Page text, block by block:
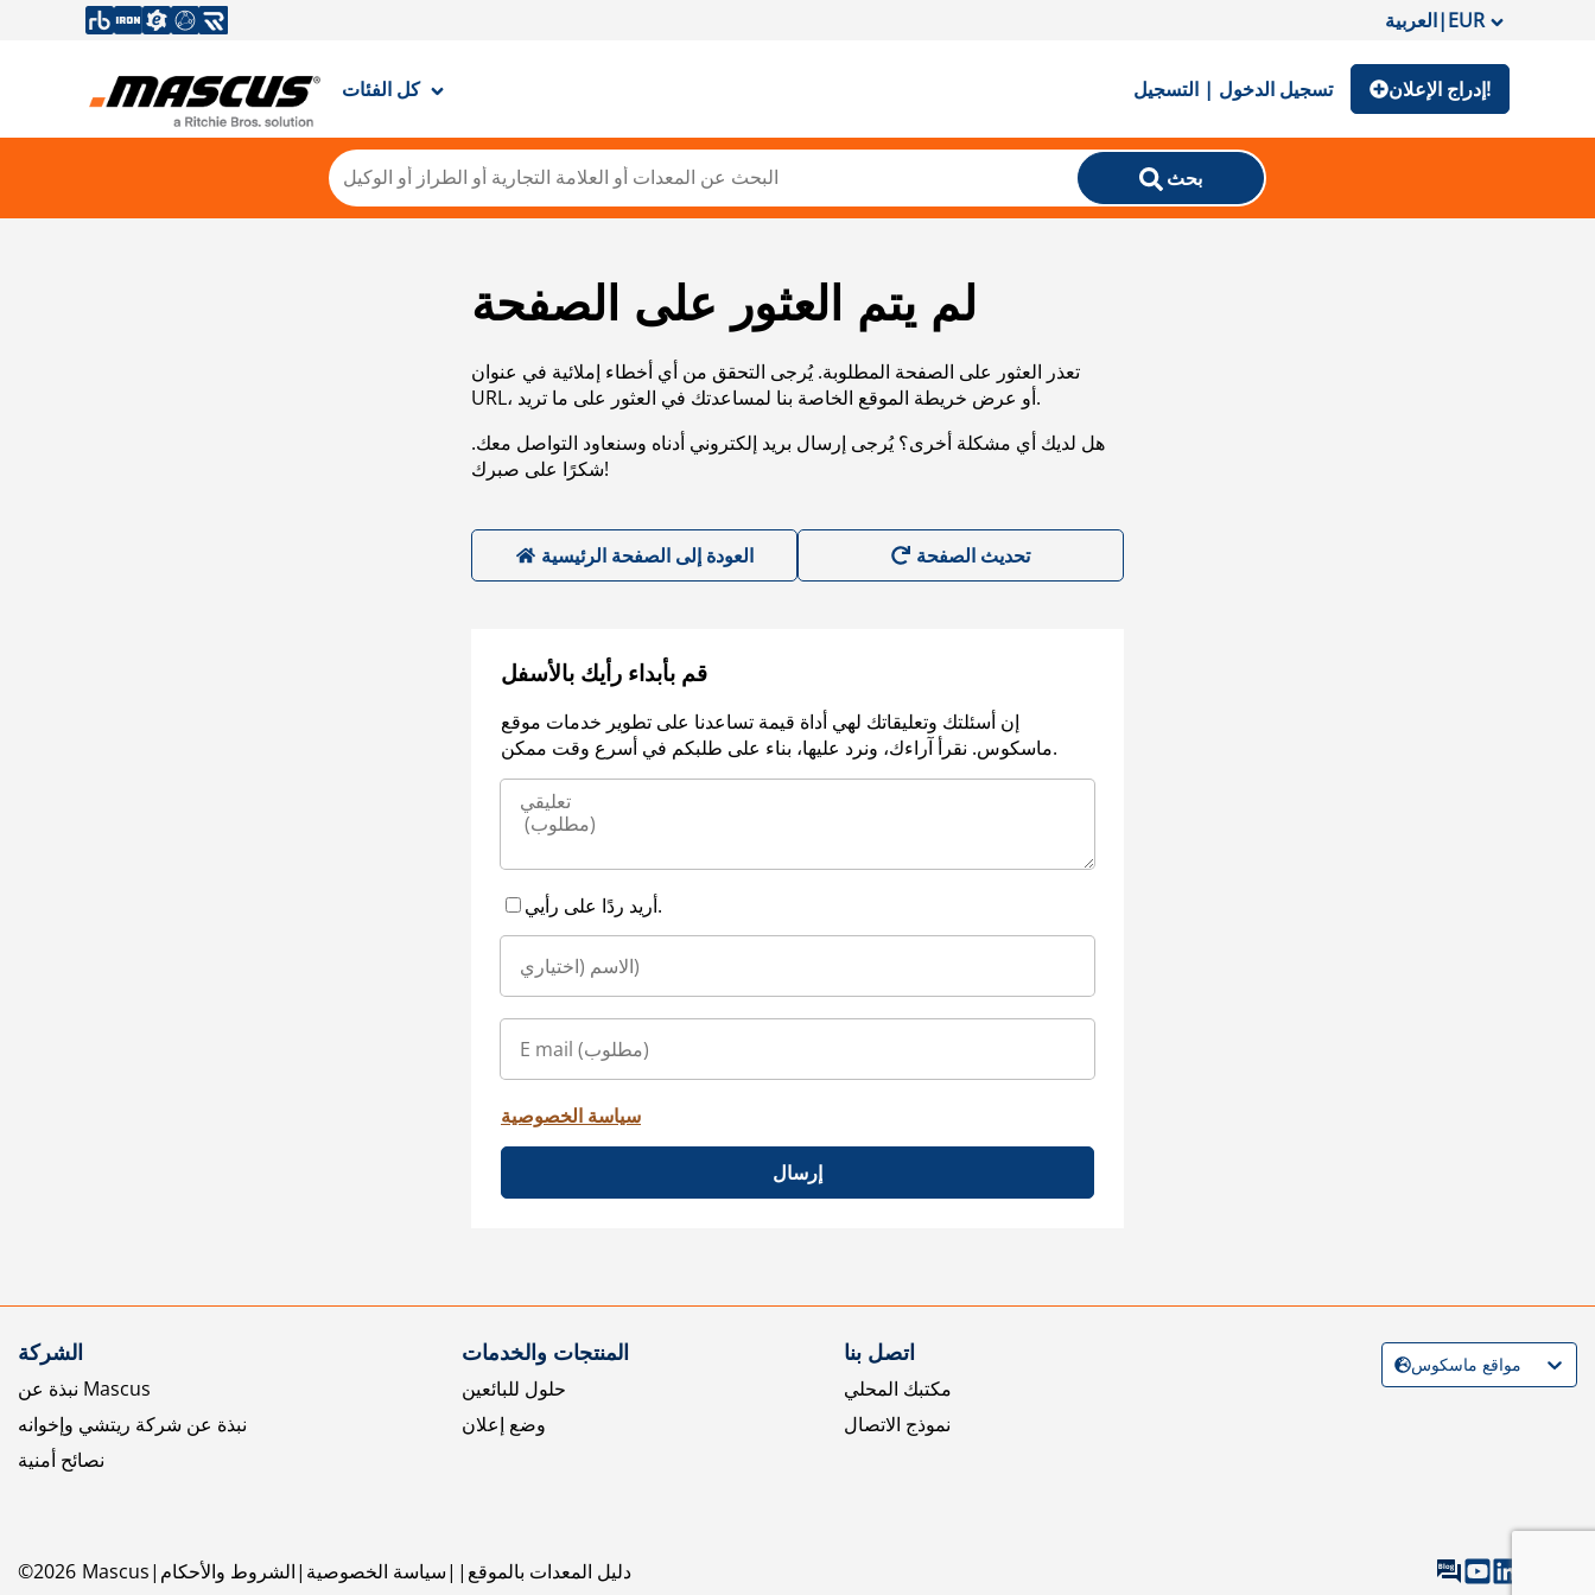
العربية|EUR
كل الفئات تسجيل الدخول | التسجيل إدراج الإعلان!
بحث
لم يتم العثور على الصفحة
تعذر العثور على الصفحة المطلوبة. يُرجى التحقق من أي أخطاء إملائية في عنوان
URL، أو عرض خريطة الموقع الخاصة بنا لمساعدتك في العثور على ما تريد.
هل لديك أي مشكلة أخرى؟ يُرجى إرسال بريد إلكتروني أدناه وسنعاود التواصل معك.
شكرًا على صبرك!
العودة إلى الصفحة الرئيسية
قم بأبداء رأيك بالأسفل
إن أسئلتك وتعليقاتك لهي أداة قيمة تساعدنا على تطوير خدمات موقع
ماسكوس. نقرأ آراءك، ونرد عليها، بناء على طلبكم في أسرع وقت ممكن.
أريد ردًا على رأيي.
سياسة الخصوصية
إرسال
الشركة
نبذة عن Mascus
نبذة عن شركة ريتشي وإخوانه
نصائح أمنية
المنتجات والخدمات
حلول للبائعين
وضع إعلان
اتصل بنا
مكتبك المحلي
نموذج الاتصال
©2026 Mascus الشروط والأحكام سياسة الخصوصية دليل المعدات بالموقع
مواقع ماسكوس